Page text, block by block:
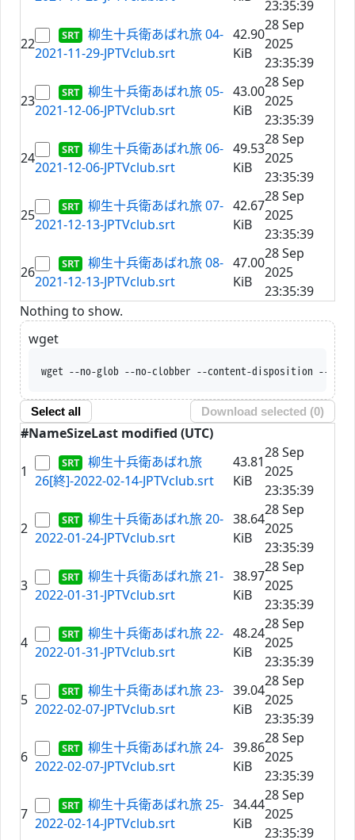
23:35:39
22
柳生十兵衛あばれ旅 04-
2021-11-29-JPTVclub.srt
42.90
KiB
28 Sep
2025
23:35:39
23
柳生十兵衛あばれ旅 05-
2021-12-06-JPTVclub.srt
43.00
KiB
28 Sep
2025
23:35:39
24
柳生十兵衛あばれ旅 06-
2021-12-06-JPTVclub.srt
49.53
KiB
28 Sep
2025
23:35:39
25
柳生十兵衛あばれ旅 07-
2021-12-13-JPTVclub.srt
42.67
KiB
28 Sep
2025
23:35:39
26
柳生十兵衛あばれ旅 08-
2021-12-13-JPTVclub.srt
47.00
KiB
28 Sep
2025
23:35:39
Nothing to show.
wget
wget --no-glob --no-clobber --content-disposition --trust-server-
Select all Download selected (0)
#NameSizeLast modified (UTC)
1
柳生十兵衛あばれ旅
26[終]-2022-02-14-JPTVclub.srt
43.81
KiB
28 Sep
2025
23:35:39
2
柳生十兵衛あばれ旅 20-
2022-01-24-JPTVclub.srt
38.64
KiB
28 Sep
2025
23:35:39
3
柳生十兵衛あばれ旅 21-
2022-01-31-JPTVclub.srt
38.97
KiB
28 Sep
2025
23:35:39
4
柳生十兵衛あばれ旅 22-
2022-01-31-JPTVclub.srt
48.24
KiB
28 Sep
2025
23:35:39
5
柳生十兵衛あばれ旅 23-
2022-02-07-JPTVclub.srt
39.04
KiB
28 Sep
2025
23:35:39
6
柳生十兵衛あばれ旅 24-
2022-02-07-JPTVclub.srt
39.86
KiB
28 Sep
2025
23:35:39
7
柳生十兵衛あばれ旅 25-
2022-02-14-JPTVclub.srt
34.44
KiB
28 Sep
2025
23:35:39